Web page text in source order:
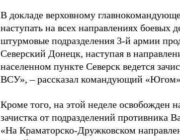
В докладе верховному
наступать на всех направлениях боевых
штурмовые подразделения 3-й армии
Северский Донецк, наступая в
населенном пункте Северск ведется
ВСУ», – рассказал командующий
Кроме того, на этой неделе освобожден
зачистка от подразделений противника
«На Краматорско-Дружковском